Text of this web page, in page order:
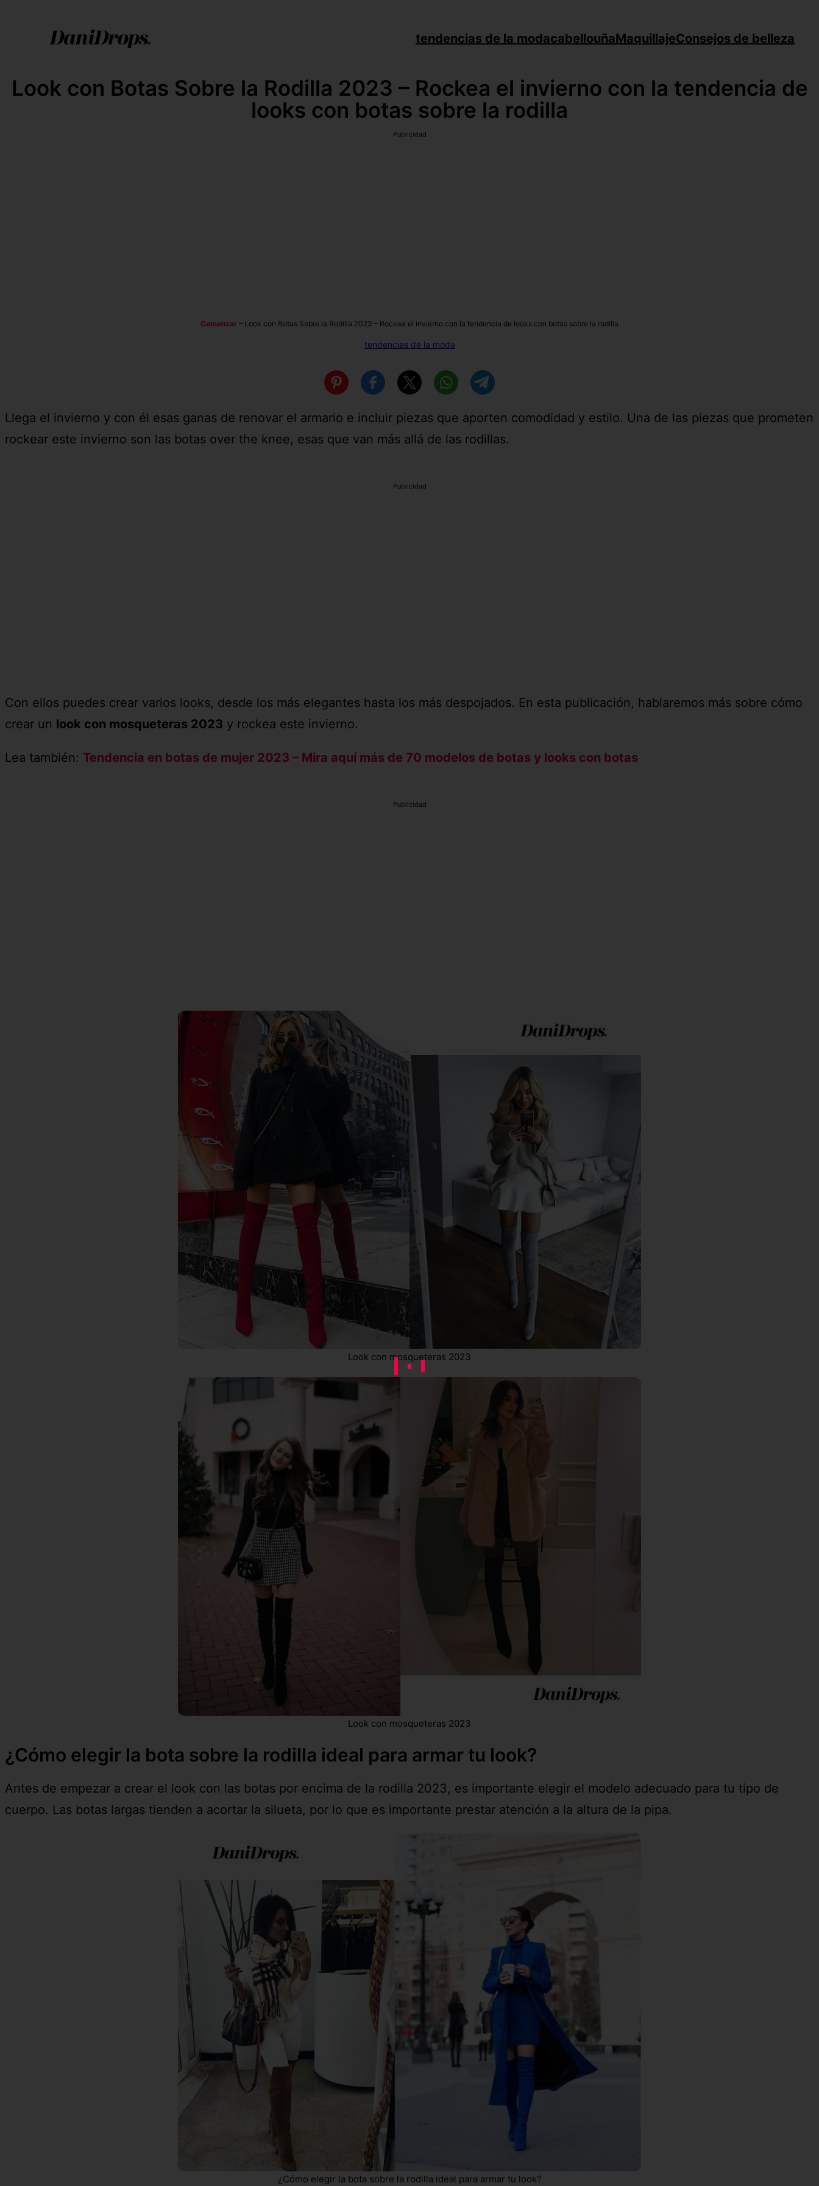
tendencias de la modacabellouñaMaquillajeConsejos de belleza
Look con Botas Sobre la Rodilla 2023 – Rockea el invierno con la tendencia de
looks con botas sobre la rodilla
Publicidad
Comenzar – Look con Botas Sobre la Rodilla 2023 – Rockea el invierno con la tendencia de looks con botas sobre la rodilla
tendencias de la moda
Llega el invierno y con él esas ganas de renovar el armario e incluir piezas que aporten comodidad y estilo. Una de las piezas que prometen
rockear este invierno son las botas over the knee, esas que van más allá de las rodillas.
Publicidad
Con ellos puedes crear varios looks, desde los más elegantes hasta los más despojados. En esta publicación, hablaremos más sobre cómo
crear un look con mosqueteras 2023 y rockea este invierno.
Lea también: Tendencia en botas de mujer 2023 – Mira aquí más de 70 modelos de botas y looks con botas
Publicidad
Look con mosqueteras 2023
Look con mosqueteras 2023
¿Cómo elegir la bota sobre la rodilla ideal para armar tu look?
Antes de empezar a crear el look con las botas por encima de la rodilla 2023, es importante elegir el modelo adecuado para tu tipo de
cuerpo. Las botas largas tienden a acortar la silueta, por lo que es importante prestar atención a la altura de la pipa.
¿Cómo elegir la bota sobre la rodilla ideal para armar tu look?